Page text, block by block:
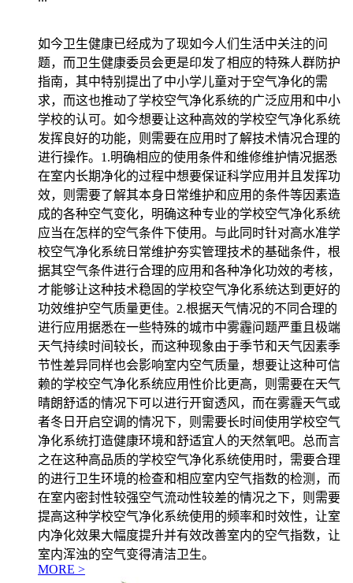
如今卫生健康已经成为了现如今人们生活中关注的问
题，而卫生健康委员会更是印发了相应的特殊人群防护
指南，其中特别提出了中小学儿童对于空气净化的需
求，而这也推动了学校空气净化系统的广泛应用和中小
学校的认可。如今想要让这种高效的学校空气净化系统
发挥良好的功能，则需要在应用时了解技术情况合理的
进行操作。1.明确相应的使用条件和维修维护情况据悉
在室内长期净化的过程中想要保证科学应用并且发挥功
效，则需要了解其本身日常维护和应用的条件等因素造
成的各种空气变化，明确这种专业的学校空气净化系统
应当在怎样的空气条件下使用。与此同时针对高水准学
校空气净化系统日常维护夯实管理技术的基础条件，根
据其空气条件进行合理的应用和各种净化功效的考核，
才能够让这种技术稳固的学校空气净化系统达到更好的
功效维护空气质量更佳。2.根据天气情况的不同合理的
进行应用据悉在一些特殊的城市中雾霾问题严重且极端
天气持续时间较长，而这种现象由于季节和天气因素季
节性差异同样也会影响室内空气质量，想要让这种可信
赖的学校空气净化系统应用性价比更高，则需要在天气
晴朗舒适的情况下可以进行开窗透风，而在雾霾天气或
者冬日开启空调的情况下，则需要长时间使用学校空气
净化系统打造健康环境和舒适宜人的天然氧吧。总而言
之在这种高品质的学校空气净化系统使用时，需要合理
的进行卫生环境的检查和相应室内空气指数的检测，而
在室内密封性较强空气流动性较差的情况之下，则需要
提高这种学校空气净化系统使用的频率和时效性，让室
内净化效果大幅度提升并有效改善室内的空气指数，让
室内浑浊的空气变得清洁卫生。
MORE >